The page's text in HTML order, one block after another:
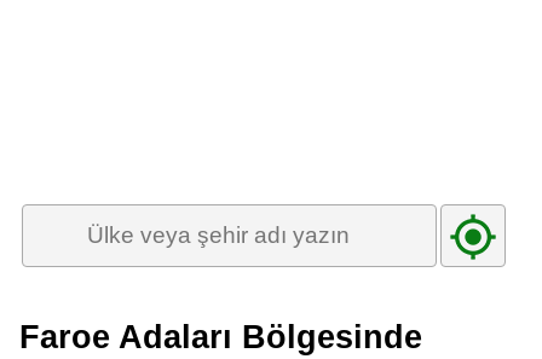
Faroe Adaları Bölgesinde